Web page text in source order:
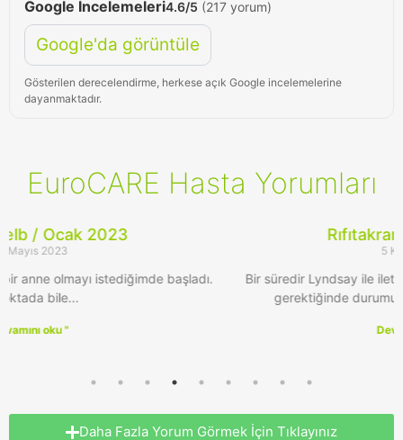
Google İncelemeleri4.6/5 (217 yorum)
Google'da görüntüle
Gösterilen derecelendirme, herkese açık Google incelemelerine
dayanmaktadır.
EuroCARE Hasta Yorumları
Rıfıtakram / Ekim 2020
Bir süredir Lyndsay ile iletişim halindeydim ve ertelememiz
gerektiğinde durumumuza karşı çok anlayışlıydı.
Daha Fazla Yorum Görmek İçin Tıklayınız